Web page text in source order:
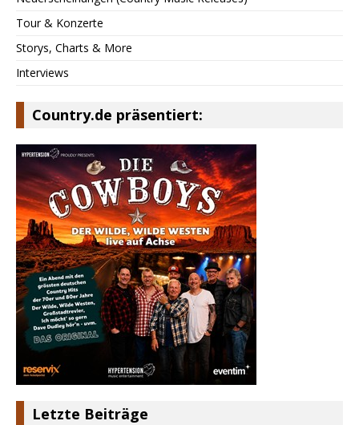
Tour & Konzerte
Storys, Charts & More
Interviews
Country.de präsentiert:
Letzte Beiträge